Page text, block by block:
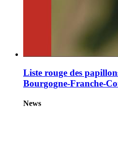
Liste rouge des
Bourgogne-Franche-
News